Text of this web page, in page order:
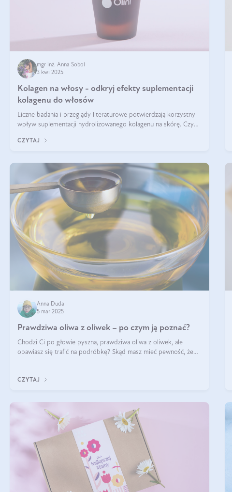
mgr inż. Anna Sobol
3 kwi 2025
Kolagen na włosy - odkryj efekty suplementacji
kolagenu do włosów
Liczne badania i przeglądy literaturowe potwierdzają korzystny
wpływ suplementacji hydrolizowanego kolagenu na skórę. Czy
CZYTAJ
Anna Duda
5 mar 2025
Prawdziwa oliwa z oliwek – po czym ją poznać?
Chodzi Ci po głowie pyszna, prawdziwa oliwa z oliwek, ale
obawiasz się trafić na podróbkę? Skąd masz mieć pewność, że
CZYTAJ